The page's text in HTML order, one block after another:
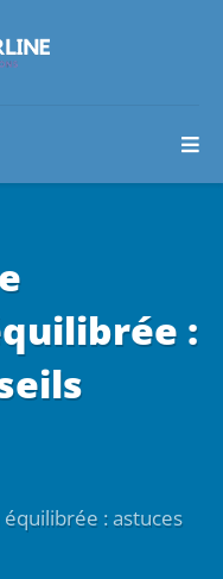
:
: astuces